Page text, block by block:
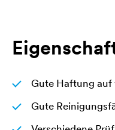
Gute Haftung auf
Gute